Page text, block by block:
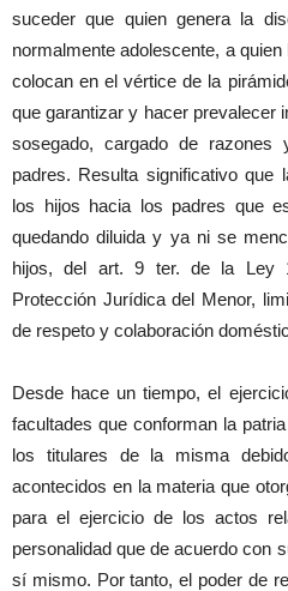
suceder que quien genera la
normalmente adolescente, a
colocan en el vértice de la
que garantizar y hacer prevalecer
sosegado, cargado de
padres. Resulta significativo que
los hijos hacia los padres que
quedando diluida y ya ni se
hijos, del art. 9 ter. de la Ley
Protección Jurídica del Menor,
de respeto y colaboración
Desde hace un tiempo, el
facultades que conforman la
los titulares de la misma
acontecidos en la materia que
para el ejercicio de los actos
personalidad que de acuerdo con
sí mismo. Por tanto, el poder de